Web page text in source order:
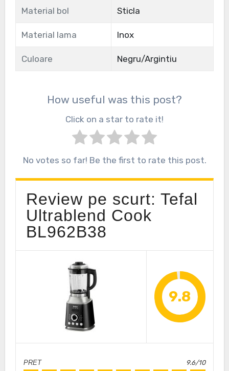
Material bol Sticla
Material lama Inox
Culoare Negru/Argintiu
How useful was this post?
Click on a star to rate it!
No votes so far! Be the first to rate this post.
Review pe scurt: Tefal
Ultrablend Cook
BL962B38
9.8
PRET 9.6/10